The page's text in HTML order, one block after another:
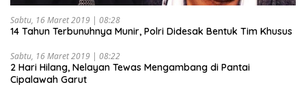
Sabtu, 16 Maret 2019 | 08:28
14 Tahun Terbunuhnya Munir, Polri Didesak Bentuk Tim Khusus
Sabtu, 16 Maret 2019 | 08:22
2 Hari Hilang, Nelayan Tewas Mengambang di Pantai
Cipalawah Garut